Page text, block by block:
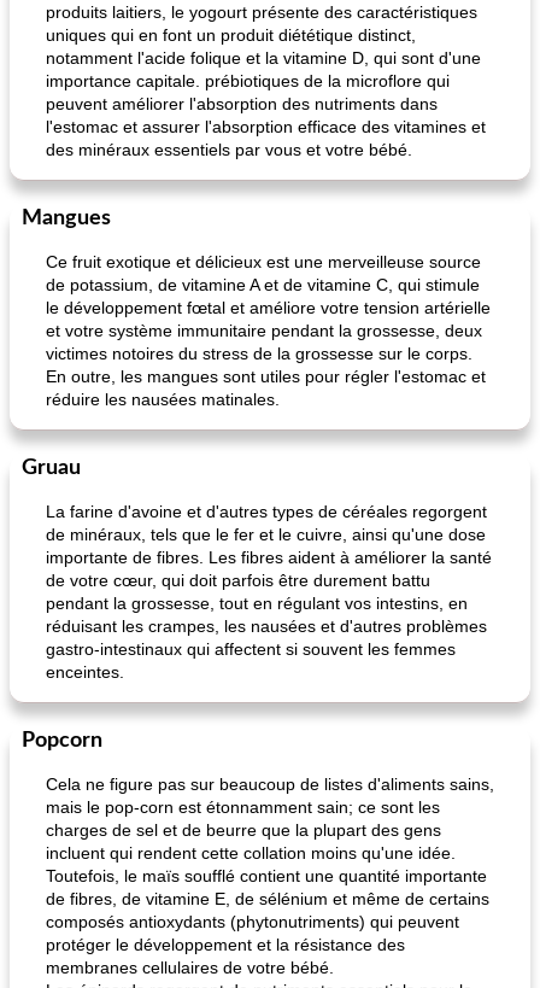
produits laitiers, le yogourt présente des caractéristiques
uniques qui en font un produit diététique distinct,
notamment l'acide folique et la vitamine D, qui sont d'une
importance capitale. prébiotiques de la microflore qui
peuvent améliorer l'absorption des nutriments dans
l'estomac et assurer l'absorption efficace des vitamines et
des minéraux essentiels par vous et votre bébé.
Mangues
Ce fruit exotique et délicieux est une merveilleuse source
de potassium, de vitamine A et de vitamine C, qui stimule
le développement fœtal et améliore votre tension artérielle
et votre système immunitaire pendant la grossesse, deux
victimes notoires du stress de la grossesse sur le corps.
En outre, les mangues sont utiles pour régler l'estomac et
réduire les nausées matinales.
Gruau
La farine d'avoine et d'autres types de céréales regorgent
de minéraux, tels que le fer et le cuivre, ainsi qu'une dose
importante de fibres. Les fibres aident à améliorer la santé
de votre cœur, qui doit parfois être durement battu
pendant la grossesse, tout en régulant vos intestins, en
réduisant les crampes, les nausées et d'autres problèmes
gastro-intestinaux qui affectent si souvent les femmes
enceintes.
Popcorn
Cela ne figure pas sur beaucoup de listes d'aliments sains,
mais le pop-corn est étonnamment sain; ce sont les
charges de sel et de beurre que la plupart des gens
incluent qui rendent cette collation moins qu'une idée.
Toutefois, le maïs soufflé contient une quantité importante
de fibres, de vitamine E, de sélénium et même de certains
composés antioxydants (phytonutriments) qui peuvent
protéger le développement et la résistance des
membranes cellulaires de votre bébé.